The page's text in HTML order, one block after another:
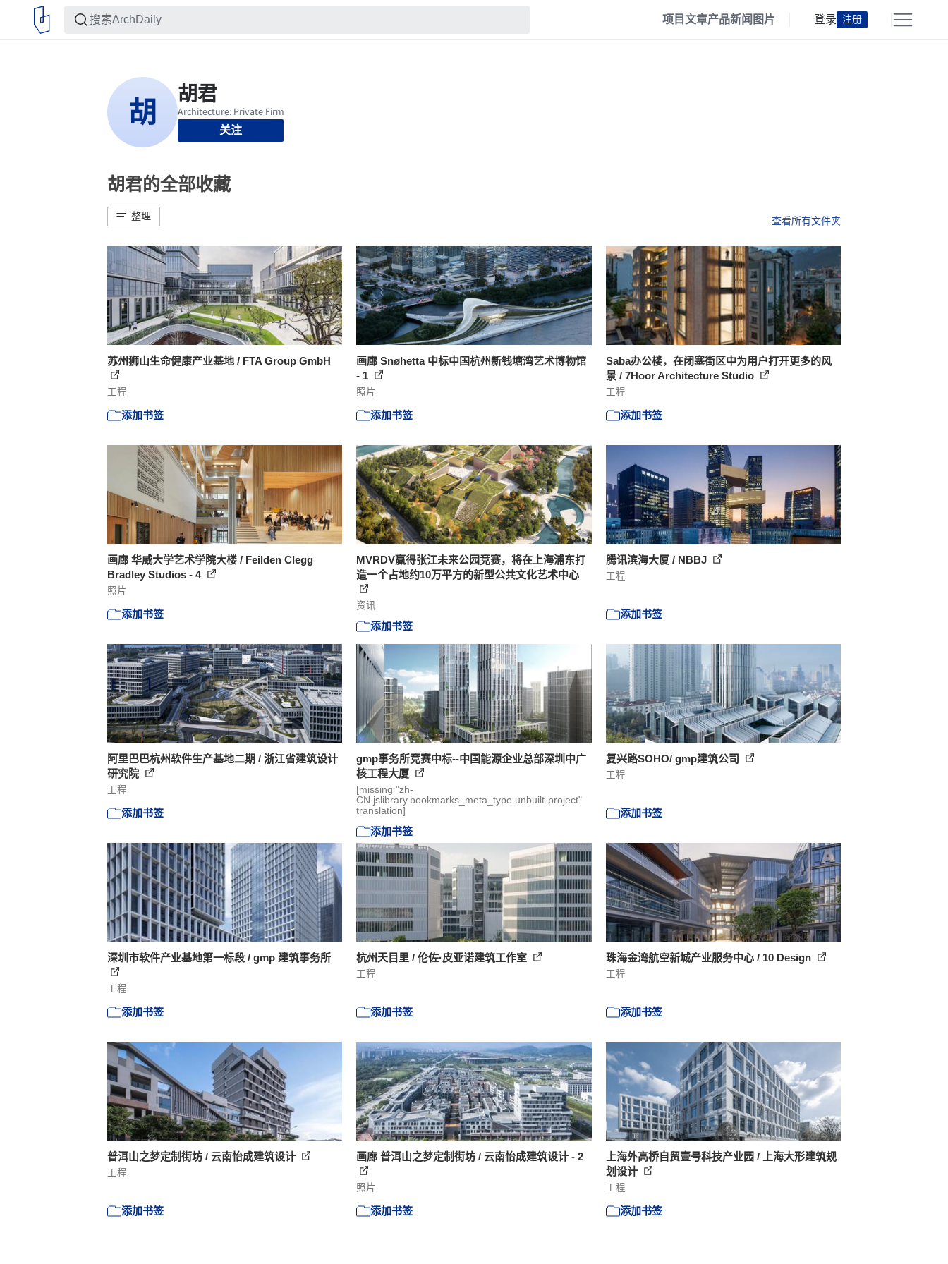
项目文章产品新闻 图片 登录 注册
关注
胡君的全部收藏
整理 查看所有文件夹
苏州狮山生命健康产业基地 / FTA Group GmbH
工程
添加书签
画廊 Snøhetta 中标中国杭州新钱塘湾艺术博物馆
- 1
照片
添加书签
Saba办公楼，在闭塞街区中为用户打开更多的风
景 / 7Hoor Architecture Studio
工程
添加书签
画廊 华威大学艺术学院大楼 / Feilden Clegg
Bradley Studios - 4
照片
添加书签
MVRDV赢得张江未来公园竞赛，将在上海浦东打
造一个占地约10万平方的新型公共文化艺术中心
资讯
添加书签
腾讯滨海大厦 / NBBJ
工程
添加书签
阿里巴巴杭州软件生产基地二期 / 浙江省建筑设计
研究院
工程
添加书签
gmp事务所竞赛中标--中国能源企业总部深圳中广
核工程大厦
[missing "zh-
CN.jslibrary.bookmarks_meta_type.unbuilt-project"
translation]
添加书签
复兴路SOHO/ gmp建筑公司
工程
添加书签
深圳市软件产业基地第一标段 / gmp 建筑事务所
工程
添加书签
杭州天目里 / 伦佐·皮亚诺建筑工作室
工程
添加书签
珠海金湾航空新城产业服务中心 / 10 Design
工程
添加书签
普洱山之梦定制街坊 / 云南怡成建筑设计
工程
添加书签
画廊 普洱山之梦定制街坊 / 云南怡成建筑设计 - 2
照片
添加书签
上海外高桥自贸壹号科技产业园 / 上海大形建筑规
划设计
工程
添加书签